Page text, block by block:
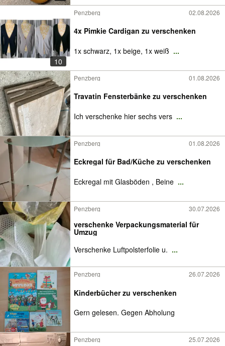
10
Penzberg 02.08.2026
4x Pimkie Cardigan zu verschenken
1x schwarz, 1x beige, 1x weiß ...
Penzberg 01.08.2026
Travatin Fensterbänke zu verschenken
Ich verschenke hier sechs vers ...
Penzberg 01.08.2026
Eckregal für Bad/Küche zu verschenken
Eckregal mit Glasböden , Beine ...
Penzberg 30.07.2026
verschenke Verpackungsmaterial für
Umzug
Verschenke Luftpolsterfolie u. ...
Penzberg 26.07.2026
Kinderbücher zu verschenken
Gern gelesen. Gegen Abholung
Penzberg 25.07.2026